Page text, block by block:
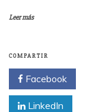
Leer más
COMPARTIR
Facebook
LinkedIn